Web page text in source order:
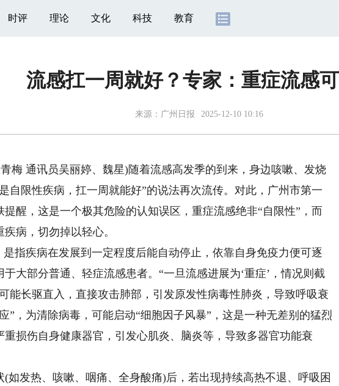
时评 理论 文化 科技 教育
流感扛一周就好？专家：重症流感
来源： 广州日报 2025-12-10 10:16
通讯员吴丽婷、魏星)随着流感高发季的到来，身边咳嗽、发烧
自限性疾病，扛一周就能好”的说法再次流传。对此，广州市第一
醒，这是一个极其危险的认知误区，重症流感绝非“自限性”，而
病，切勿掉以轻心。
疾病在发展到一定程度后能自动停止，依靠自身免疫力便可逐
大部分普通、轻症流感患者。“一旦流感进展为‘重症’，情况则截
能长驱直入，直接攻击肺部，引发原发性病毒性肺炎，导致呼吸衰
”，为清除病毒，可能启动“细胞因子风暴”，这是一种无差别的猛烈
损伤自身健康器官，引发心肌炎、脑炎等，导致多器官功能衰
发热、咳嗽、咽痛、全身酸痛)后，若出现持续高热不退、呼吸困